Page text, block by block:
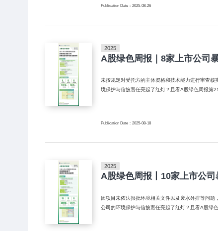
Publication Date：2025-08-26
2025
A股绿色周报｜8家上市公司
未按规定对受托方的主体资格和技术能力进行审查核实，赤峰
境保护与信披责任亮起了红灯？且看A股绿色周报第
Publication Date：2025-08-18
2025
A股绿色周报丨10家上市公
因项目未依法报批环境相关文件以及废水外排等问题，华
公司的环境保护与信披责任亮起了红灯？且看A股绿